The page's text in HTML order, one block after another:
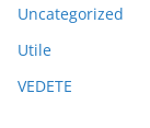
Uncategorized
Utile
VEDETE